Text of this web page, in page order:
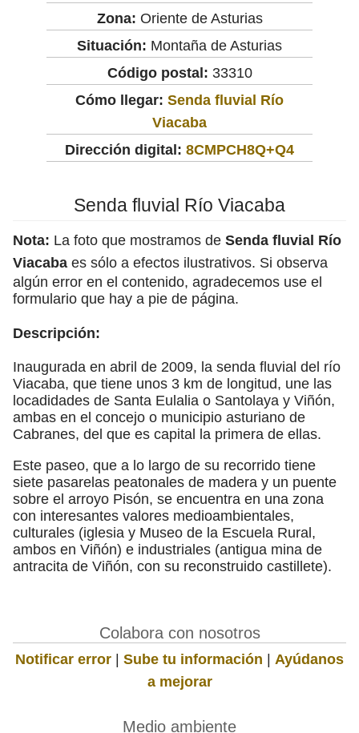
Zona: Oriente de Asturias
Situación: Montaña de Asturias
Código postal: 33310
Cómo llegar: Senda fluvial Río
Viacaba
Dirección digital: 8CMPCH8Q+Q4
Senda fluvial Río Viacaba
Nota: La foto que mostramos de Senda fluvial Río
Viacaba es sólo a efectos ilustrativos. Si observa
algún error en el contenido, agradecemos use el
formulario que hay a pie de página.
Descripción:
Inaugurada en abril de 2009, la senda fluvial del río
Viacaba, que tiene unos 3 km de longitud, une las
locadidades de Santa Eulalia o Santolaya y Viñón,
ambas en el concejo o municipio asturiano de
Cabranes, del que es capital la primera de ellas.
Este paseo, que a lo largo de su recorrido tiene
siete pasarelas peatonales de madera y un puente
sobre el arroyo Pisón, se encuentra en una zona
con interesantes valores medioambientales,
culturales (iglesia y Museo de la Escuela Rural,
ambos en Viñón) e industriales (antigua mina de
antracita de Viñón, con su reconstruido castillete).
Colabora con nosotros
Notificar error | Sube tu información | Ayúdanos
a mejorar
Medio ambiente